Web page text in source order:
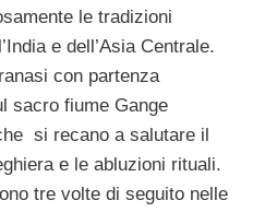
le tradizioni
e dell’Asia Centrale.
con partenza
sacro fiume Gange
si recano a salutare il
e le abluzioni rituali.
tre volte di seguito nelle